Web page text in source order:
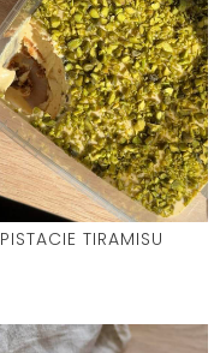
PISTACIE TIRAMISU